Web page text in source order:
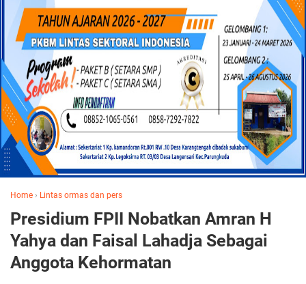
Home › Lintas ormas dan pers
Presidium FPII Nobatkan Amran H
Yahya dan Faisal Lahadja Sebagai
Anggota Kehormatan